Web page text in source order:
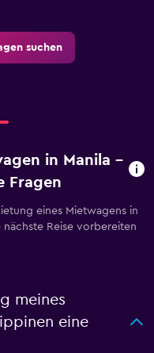
suchen
in Manila –
Fragen
eines Mietwagens in
nächste Reise vorbereiten
meines
eine